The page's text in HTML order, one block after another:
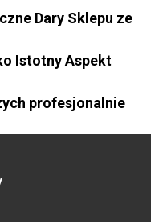
Dary Sklepu ze
Istotny Aspekt
profesjonalnie